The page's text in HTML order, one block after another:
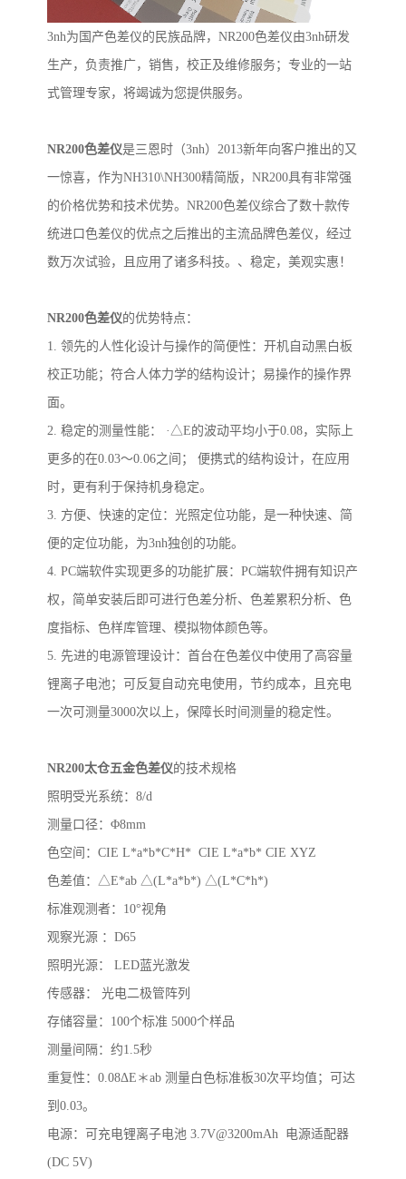
3nh为国产色差仪的民族品牌， NR200色差仪由3nh研发
生产，负责推广，销售，校正及维修服务；专业的一站
式管理专家，将竭诚为您提供服务。
NR200色差仪是三恩时（3nh） 2013新年向客户推出的又
一惊喜，作为NH310\NH300精简版， NR200具有非常强
的价格优势和技术优势。 NR200色差仪综合了数十款传
统进口色差仪的优点之后推出的主流品牌色差仪，经过
数万次试验，且应用了诸多科技。、稳定，美观实惠！
NR200色差仪的优势特点：
1. 领先的人性化设计与操作的简便性：开机自动黑白板
校正功能；符合人体力学的结构设计；易操作的操作界
面。
2. 稳定的测量性能： ·△E的波动平均小于0.08，实际上
更多的在0.03～0.06之间； 便携式的结构设计，在应用
时，更有利于保持机身稳定。
3. 方便、快速的定位：光照定位功能，是一种快速、简
便的定位功能，为3nh独创的功能。
4. PC端软件实现更多的功能扩展： PC端软件拥有知识产
权，简单安装后即可进行色差分析、色差累积分析、色
度指标、色样库管理、模拟物体颜色等。
5. 先进的电源管理设计：首台在色差仪中使用了高容量
锂离子电池；可反复自动充电使用，节约成本，且充电
一次可测量3000次以上，保障长时间测量的稳定性。
NR200太仓五金色差仪的技术规格
照明受光系统： 8/d
测量口径： Φ8mm
色空间： CIE L*a*b*C*H* CIE L*a*b* CIE XYZ
色差值： △E*ab △(L*a*b*) △(L*C*h*)
标准观测者： 10°视角
观察光源 ： D65
照明光源： LED蓝光激发
传感器： 光电二极管阵列
存储容量： 100个标准 5000个样品
测量间隔：约1.5秒
重复性： 0.08ΔE ＊ab 测量白色标准板30次平均值；可达
到 0.03。
电源：可充电锂离子电池 3.7V@3200mAh 电源适配器
(DC 5V)